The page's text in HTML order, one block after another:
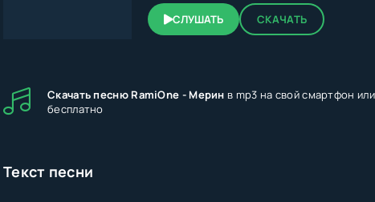
СЛУШАТЬ СКАЧАТЬ
Скачать песню RamiOne - Мерин в mp3 на свой смартфон
бесплатно
Текст песни